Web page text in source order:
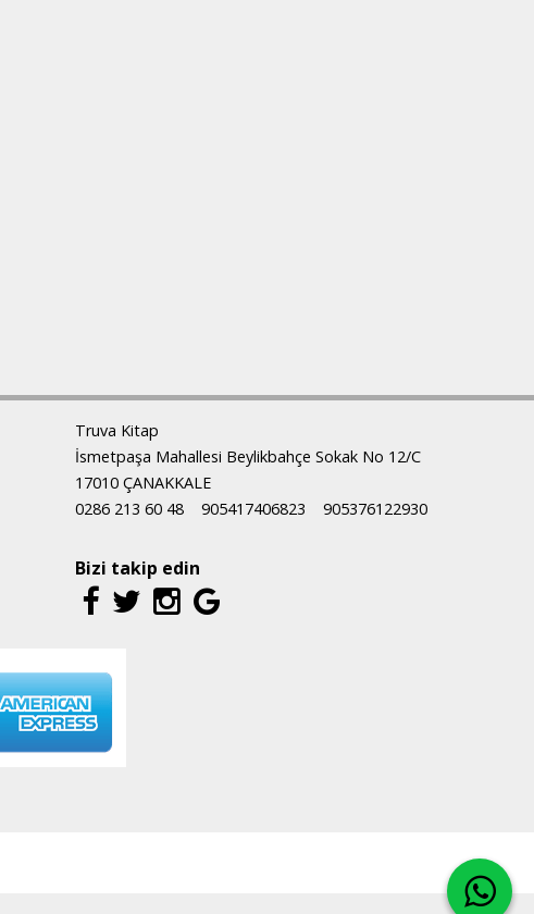
Truva Kitap
İsmetpaşa Mahallesi Beylikbahçe Sokak No 12/C
17010 ÇANAKKALE
0286 213 60 48
905417406823 905376122930
Bizi takip edin